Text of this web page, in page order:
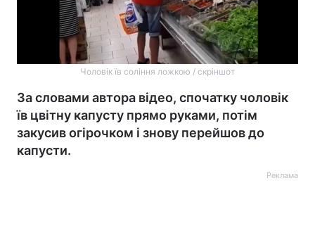
Чоловік їв соління ложкою / скріншот
За словами автора відео, спочатку чоловік
їв цвітну капусту прямо руками, потім
закусив огірочком і знову перейшов до
капусти.
Реклама